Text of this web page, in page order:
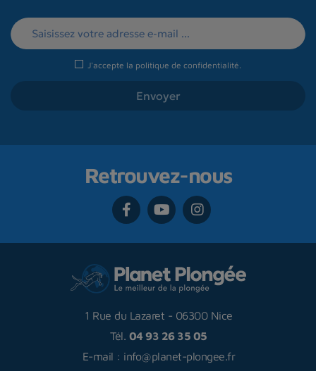
J'accepte la politique de confidentialité
Retrouvez-nous
1 Rue du Lazaret - 06300 Nice
Tél. 04 93 26 35 05
E-mail : info@planet-plongee.fr